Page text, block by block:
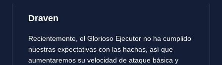
Draven
Recientemente, el Glorioso Ejecutor no ha cumplido
nuestras expectativas con las hachas, así que
aumentaremos su velocidad de ataque básica y